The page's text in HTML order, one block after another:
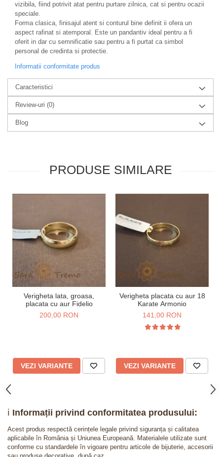
vizibila, fiind potrivit atat pentru purtare zilnica, cat si pentru ocazii
speciale.
Forma clasica, finisajul atent si conturul bine definit ii ofera un
aspect rafinat si atemporal. Este un pandantiv ideal pentru a fi
oferit in dar cu semnificatie sau pentru a fi purtat ca simbol
personal de credinta si protectie.
Informatii conformitate produs
Caracteristici
Review-uri (0)
Blog
PRODUSE SIMILARE
Verigheta lata, groasa,
placata cu aur Fidelio
200,00 RON
VEZI VARIANTE
Verigheta placata cu aur 18
Karate Armonio
141,00 RON
VEZI VARIANTE
ℹ️ Informații privind conformitatea produsului:
Acest produs respectă cerințele legale privind siguranța și calitatea
aplicabile în România și Uniunea Europeană. Materialele utilizate sunt
conforme cu standardele în vigoare pentru articole de bijuterie, accesorii